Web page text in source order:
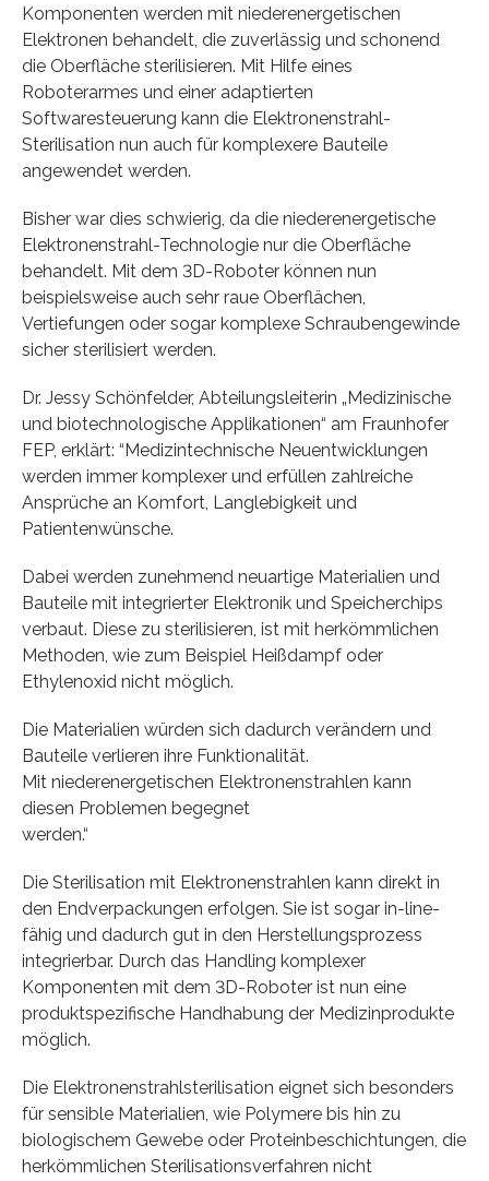
Komponenten werden mit niederenergetischen
Elektronen behandelt, die zuverlässig und schonend
die Oberfläche sterilisieren. Mit Hilfe eines
Roboterarmes und einer adaptierten
Softwaresteuerung kann die Elektronenstrahl-
Sterilisation nun auch für komplexere Bauteile
angewendet werden.
Bisher war dies schwierig, da die niederenergetische
Elektronenstrahl-Technologie nur die Oberfläche
behandelt. Mit dem 3D-Roboter können nun
beispielsweise auch sehr raue Oberflächen,
Vertiefungen oder sogar komplexe Schraubengewinde
sicher sterilisiert werden.
Dr. Jessy Schönfelder, Abteilungsleiterin „Medizinische
und biotechnologische Applikationen“ am Fraunhofer
FEP, erklärt: “Medizintechnische Neuentwicklungen
werden immer komplexer und erfüllen zahlreiche
Ansprüche an Komfort, Langlebigkeit und
Patientenwünsche.
Dabei werden zunehmend neuartige Materialien und
Bauteile mit integrierter Elektronik und Speicherchips
verbaut. Diese zu sterilisieren, ist mit herkömmlichen
Methoden, wie zum Beispiel Heißdampf oder
Ethylenoxid nicht möglich.
Die Materialien würden sich dadurch verändern und
Bauteile verlieren ihre Funktionalität.
Mit niederenergetischen Elektronenstrahlen kann
diesen Problemen begegnet
werden.“
Die Sterilisation mit Elektronenstrahlen kann direkt in
den Endverpackungen erfolgen. Sie ist sogar in-line-
fähig und dadurch gut in den Herstellungsprozess
integrierbar. Durch das Handling komplexer
Komponenten mit dem 3D-Roboter ist nun eine
produktspezifische Handhabung der Medizinprodukte
möglich.
Die Elektronenstrahlsterilisation eignet sich besonders
für sensible Materialien, wie Polymere bis hin zu
biologischem Gewebe oder Proteinbeschichtungen, die
herkömmlichen Sterilisationsverfahren nicht